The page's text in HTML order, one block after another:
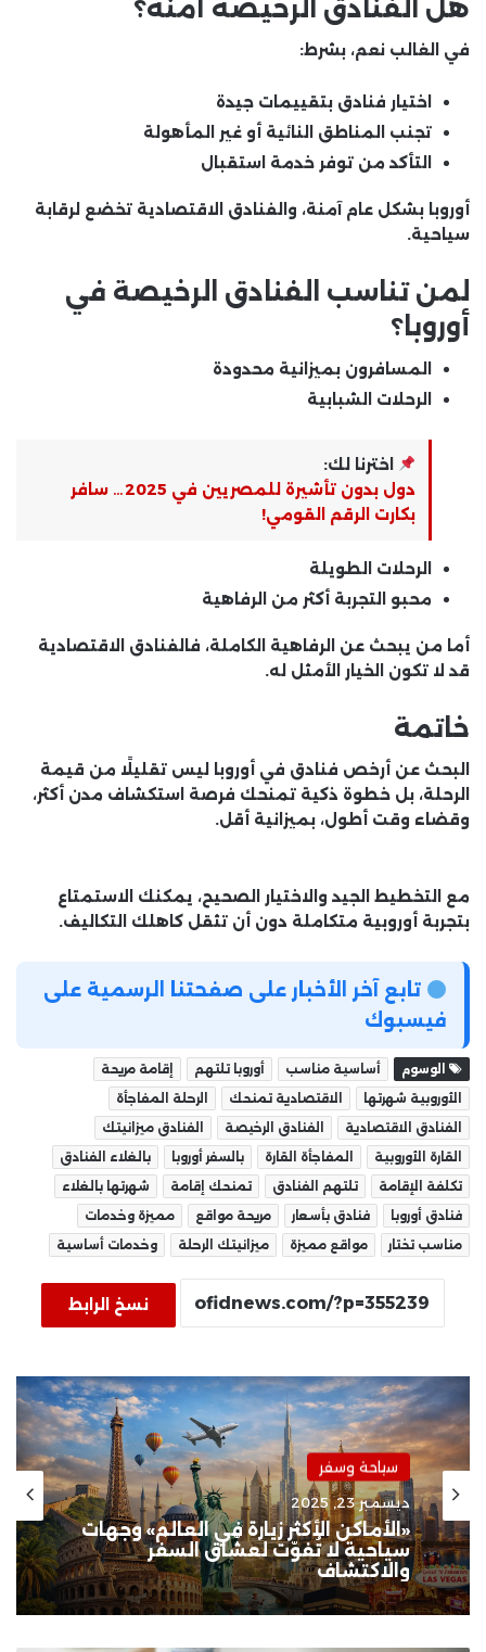
هل الفنادق الرخيصة آمنة؟
في الغالب نعم، بشرط:
اختيار فنادق بتقييمات جيدة
تجنب المناطق النائية أو غير المأهولة
التأكد من توفر خدمة استقبال
أوروبا بشكل عام آمنة، والفنادق الاقتصادية تخضع لرقابة
سياحية.
لمن تناسب الفنادق الرخيصة في
أوروبا؟
المسافرون بميزانية محدودة
الرحلات الشبابية
اخترنا لك:
دول بدون تأشيرة للمصريين في 2025… سافر
بكارت الرقم القومي!
الرحلات الطويلة
محبو التجربة أكثر من الرفاهية
أما من يبحث عن الرفاهية الكاملة، فالفنادق الاقتصادية
قد لا تكون الخيار الأمثل له.
خاتمة
البحث عن أرخص فنادق في أوروبا ليس تقليلًا من قيمة
الرحلة، بل خطوة ذكية تمنحك فرصة استكشاف مدن أكثر،
وقضاء وقت أطول، بميزانية أقل.
مع التخطيط الجيد والاختيار الصحيح، يمكنك الاستمتاع
بتجربة أوروبية متكاملة دون أن تثقل كاهلك التكاليف.
تابع آخر الأخبار على صفحتنا الرسمية على
فيسبوك
الوسوم أساسية مناسب أوروبا تلتهم
إقامة مريحة
الأوروبية شهرتها
الاقتصادية تمنحك
الرحلة المفاجأة
الفنادق الاقتصادية
الفنادق الرخيصة
الفنادق ميزانيتك
القارة الأوروبية
المفاجأة القارة بالسفر أوروبا
بالغلاء الفنادق
تكلفة الإقامة
تلتهم الفنادق تمنحك إقامة
شهرتها بالغلاء
فنادق أوروبا
فنادق بأسعار مريحة مواقع
مميزة وخدمات
مناسب تختار
مواقع مميزة ميزانيتك الرحلة وخدمات أساسية
نسخ الرابط
سياحة وسفر
ديسمبر 23, 2025
«الأماكن الأكثر زيارة في العالم» وجهات
سياحية لا تُفوّت لعشّاق السفر
والاكتشاف